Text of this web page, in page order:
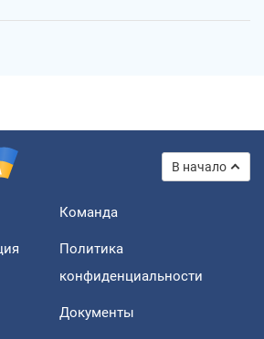
В начало
Команда
Политика
конфиденциальности
Документы